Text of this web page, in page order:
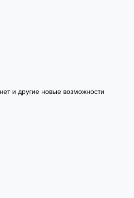
и другие новые возможности